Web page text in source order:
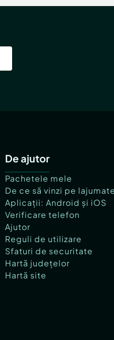
De ajutor
Pachetele mele
De ce să vinzi pe
Aplicații: Android și iOS
Verificare telefon
Ajutor
Reguli de utilizare
Sfaturi de securitate
Hartă județelor
Hartă site